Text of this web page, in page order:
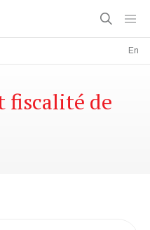
En
fiscalité de